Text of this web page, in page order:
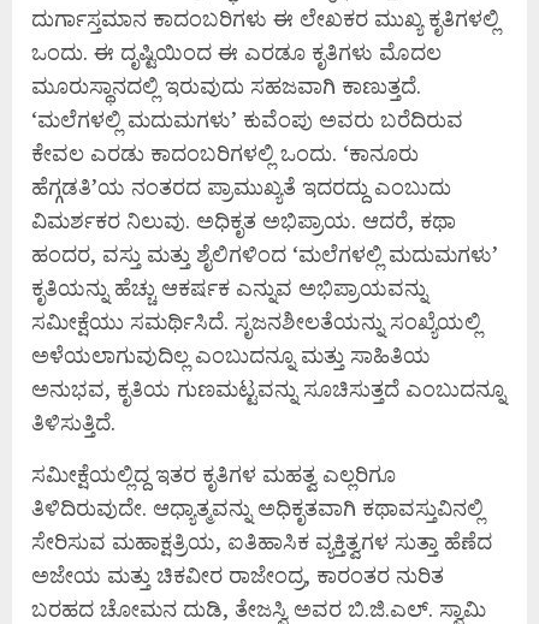
ದುರ್ಗಾಸ್ತಮಾನ ಕಾದಂಬರಿಗಳು ಈ ಲೇಖಕರ ಮುಖ್ಯ ಕೃತಿಗಳಲ್ಲಿ
ಒಂದು. ಈ ದೃಷ್ಟಿಯಿಂದ ಈ ಎರಡೂ ಕೃತಿಗಳು ಮೊದಲ
ಮೂರುಸ್ಥಾನದಲ್ಲಿ ಇರುವುದು ಸಹಜವಾಗಿ ಕಾಣುತ್ತದೆ.
‘ಮಲೆಗಳಲ್ಲಿ ಮದುಮಗಳು’ ಕುವೆಂಪು ಅವರು ಬರೆದಿರುವ
ಕೇವಲ ಎರಡು ಕಾದಂಬರಿಗಳಲ್ಲಿ ಒಂದು. ‘ಕಾನೂರು
ಹೆಗ್ಗಡತಿ’ಯ ನಂತರದ ಪ್ರಾಮುಖ್ಯತೆ ಇದರದ್ದು ಎಂಬುದು
ವಿಮರ್ಶಕರ ನಿಲುವು. ಅಧಿಕೃತ ಅಭಿಪ್ರಾಯ. ಆದರೆ, ಕಥಾ
ಹಂದರ, ವಸ್ತು ಮತ್ತು ಶೈಲಿಗಳಿಂದ ‘ಮಲೆಗಳಲ್ಲಿ ಮದುಮಗಳು’
ಕೃತಿಯನ್ನು ಹೆಚ್ಚು ಆಕರ್ಷಕ ಎನ್ನುವ ಅಭಿಪ್ರಾಯವನ್ನು
ಸಮೀಕ್ಷೆಯು ಸಮರ್ಥಿಸಿದೆ. ಸೃಜನಶೀಲತೆಯನ್ನು ಸಂಖ್ಯೆಯಲ್ಲಿ
ಅಳೆಯಲಾಗುವುದಿಲ್ಲ ಎಂಬುದನ್ನೂ ಮತ್ತು ಸಾಹಿತಿಯ
ಅನುಭವ, ಕೃತಿಯ ಗುಣಮಟ್ಟವನ್ನು ಸೂಚಿಸುತ್ತದೆ ಎಂಬುದನ್ನೂ
ತಿಳಿಸುತ್ತಿದೆ.
ಸಮೀಕ್ಷೆಯಲ್ಲಿದ್ದ ಇತರ ಕೃತಿಗಳ ಮಹತ್ವ ಎಲ್ಲರಿಗೂ
ತಿಳಿದಿರುವುದೇ. ಆಧ್ಯಾತ್ಮವನ್ನು ಅಧಿಕೃತವಾಗಿ ಕಥಾವಸ್ತುವಿನಲ್ಲಿ
ಸೇರಿಸುವ ಮಹಾಕ್ಷತ್ರಿಯ, ಐತಿಹಾಸಿಕ ವ್ಯಕ್ತಿತ್ವಗಳ ಸುತ್ತಾ ಹೆಣೆದ
ಅಜೇಯ ಮತ್ತು ಚಿಕವೀರ ರಾಜೇಂದ್ರ, ಕಾರಂತರ ನುರಿತ
ಬರಹದ ಚೋಮನ ದುಡಿ, ತೇಜಸ್ವಿ ಅವರ ಬಿ.ಜಿ.ಎಲ್. ಸ್ವಾಮಿ